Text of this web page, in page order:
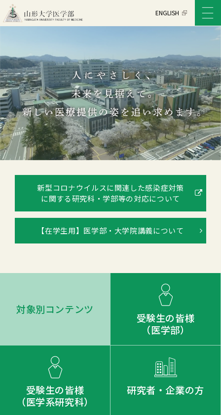
ENGLISH
新型コロナウイルスに関連した感染症対策
に関する研究科・学部等の対応について
【在学生用】医学部・大学院講義について
対象別コンテンツ
受験生の皆様
（医学部）
受験生の皆様
（医学系研究科）
研究者・企業の方